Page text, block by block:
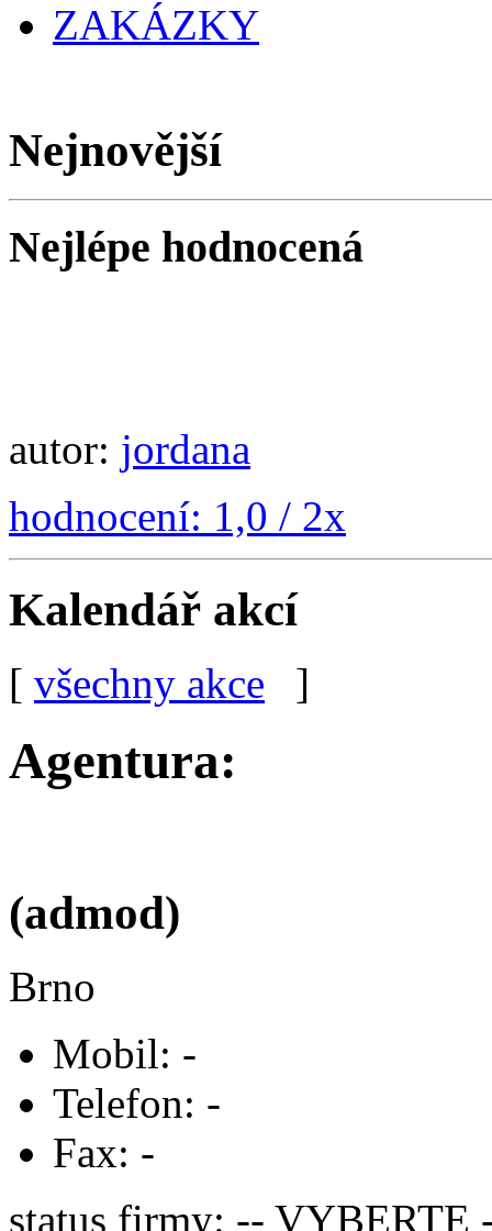
ZAKÁZKY
Nejnovější
Nejlépe hodnocená
autor: jordana
hodnocení: 1,0 / 2x
Kalendář akcí
[ všechny akce ]
Agentura:
(admod)
Brno
Mobil: -
Telefon: -
Fax: -
status firmy: -- VYBERTE